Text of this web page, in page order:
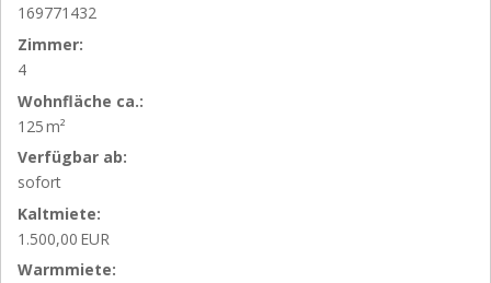
169771432
Zimmer:
4
Wohnfläche ca.:
125 m²
Verfügbar ab:
sofort
Kaltmiete:
1.500,00 EUR
Warmmiete: